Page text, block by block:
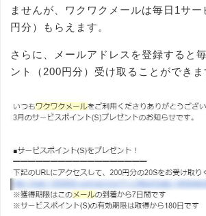
ませんが、ワクワクメールは毎日1サ
円分）もらえます。
さらに、メールアドレスを登録すると
ント（200円分）受け取ることができま